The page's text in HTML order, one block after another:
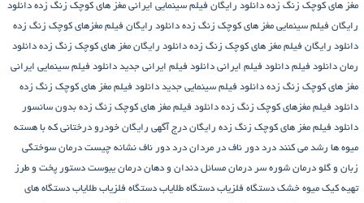
مغز های کوچک زنگ زده دانلود رایگان فیلم سینمایی ایرانی مغز های کوچک زنگ زده دانلود
رایگان فیلم سینمایی مغز های کوچک زنگ زده دانلود رایگان فیلم مغزهای کوچک زنگ زده
دانلود رایگان فیلم مغز های کوچک زنگ زده دانلود رایگان مغز های کوچک زنگ زده دانلود
رمان دانلود فیلم دانلود فیلم ایرانی دانلود فیلم ایرانی جدید دانلود فیلم سینمایی ایرانی
مغز های کوچک زنگ زده دانلود فیلم سینمایی جدید دانلود فیلم مغز های کوچک زنگ زده
دانلود فیلم مغزهای کوچک زنگ زده دانلود فیلم مغز های کوچک زنگ زده بدون سانسور
دانلود فیلم مغز های کوچک زنگ زده رایگان درج آگهی رایگان خودرو درختانی که با هسته
میوه ها رشد می کنند درد دور ناف در مردان درد دور ناف نشانه چیست درمان سوختگی
زبان و گلو درمان شوره سر درمان مسائل دندان و دهان درمان یبوست دستور پخت و طرز
تهیه کیک میوه خشک دستگاه فلزیاب دستگاه‌ طلایاب دستگاه‌ فلزیاب طلایاب دستگاه‌ های